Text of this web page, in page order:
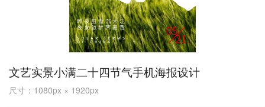
文艺实景小满二十四节气手机海报设计
尺寸：1080px × 1920px